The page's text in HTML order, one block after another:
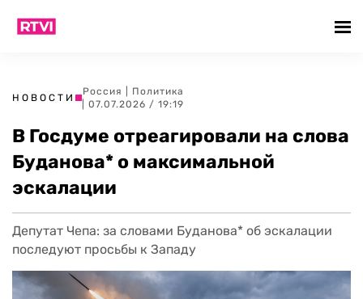
НОВОСТИ
Россия
Политика
| 07.07.2026 / 19:19
В Госдуме отреагировали на слова
Буданова* о максимальной
эскалации
Депутат Чепа: за словами Буданова* об эскалации
последуют просьбы к Западу